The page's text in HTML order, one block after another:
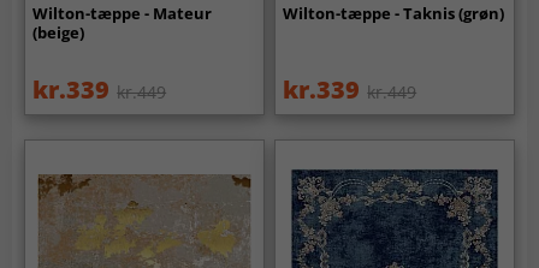
Wilton-tæppe - Mateur
(beige)
kr.339 kr.449
Wilton-tæppe - Taknis (grøn)
kr.339 kr.449